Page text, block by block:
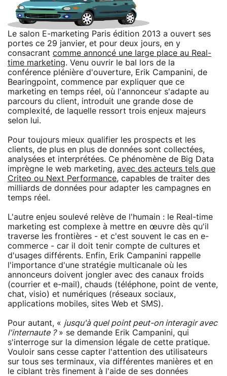
Le salon E-marketing Paris édition 2013 a ouvert ses
portes ce 29 janvier, et pour deux jours, en y
consacrant comme annoncé une large place au Real-
time marketing. Venu ouvrir le bal lors de la
conférence plénière d'ouverture, Erik Campanini, de
Bearingpoint, commence par expliquer que ce
marketing en temps réel, où l'annonceur s'adapte au
parcours du client, introduit une grande dose de
complexité, de laquelle ressort trois enjeux majeurs
selon lui.
Pour toujours mieux qualifier les prospects et les
clients, de plus en plus de données sont collectées,
analysées et interprétées. Ce phénomène de Big Data
imprègne le web marketing, avec des acteurs tels que
Criteo ou Next Performance, capables de traiter des
milliards de données pour adapter les campagnes en
temps réel.
L'autre enjeu soulevé relève de l'humain : le Real-time
marketing est complexe à mettre en œuvre dès qu'il
traverse les frontières - et c'est souvent le cas en e-
commerce - car il doit tenir compte de cultures et
d'usages différents. Enfin, Erik Campanini rappelle
l'importance d'une stratégie multicanale où les
annonceurs doivent jongler avec des canaux froids
(courrier et e-mail), chauds (téléphone, point de vente,
chat, visio) et numériques (réseaux sociaux,
applications mobiles, sites Web et SMS).
Pour autant, « jusqu'à quel point peut-on interagir avec
l'internaute ?» se demande Erik Campanini, qui
s'interroge sur la dimension légale de cette pratique.
Vouloir sans cesse capter l'attention des utilisateurs
sur tous ses terminaux, via différentes manières et en
le ciblant très finement à l'aide de ses données